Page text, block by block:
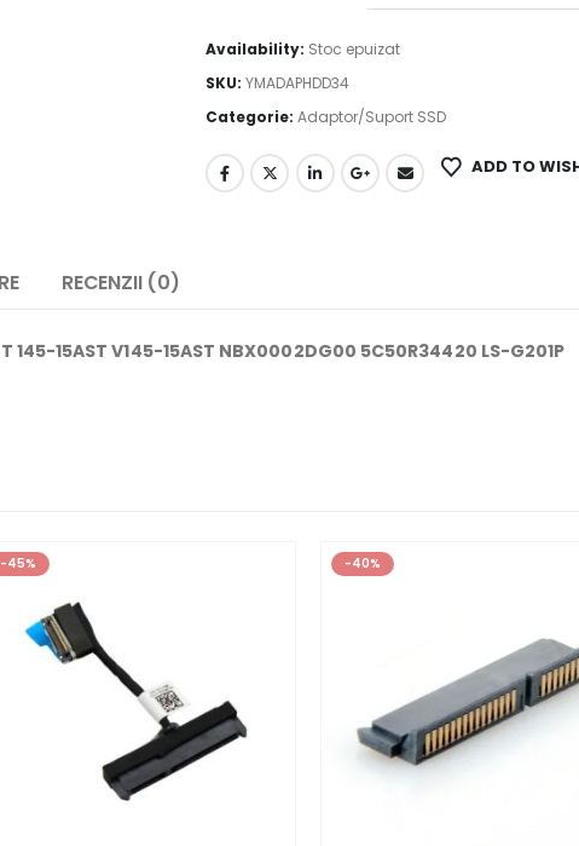
Availability: Stoc epuizat
SKU: YMADAPHDD34
Categorie: Adaptor/Suport SSD
ADD TO
RECENZII (0)
15AST V145-15AST NBX0002DG00 5C50R34420 LS-G201P
-45% -40%